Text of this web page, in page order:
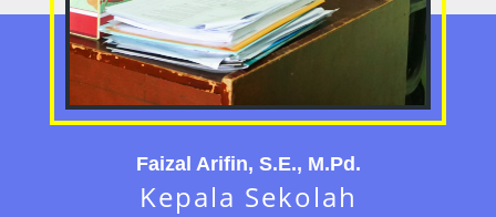
Faizal Arifin, S.E., M.Pd.
Kepala Sekolah